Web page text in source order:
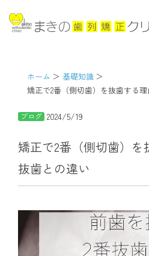
医院紹介
矯正治療方法
治療の流れ
よくある質問
リスク・副作用
サイト内検索
ホーム
基礎知識
矯正で2番（側切歯）を抜歯する
ブログ 2024/5/19
矯正で2番（側切歯）
抜歯との違い